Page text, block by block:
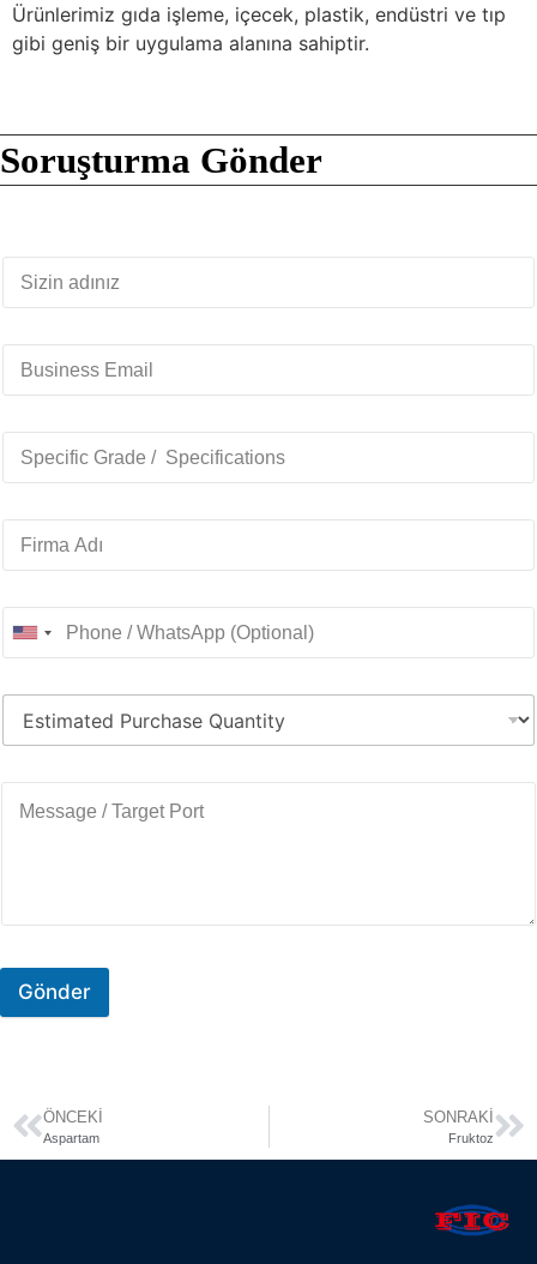
Ürünlerimiz gıda işleme, içecek, plastik, endüstri ve tıp
gibi geniş bir uygulama alanına sahiptir.
Soruşturma Gönder
Gönder
ÖNCEKI
Aspartam
SONRAKI
Fruktoz